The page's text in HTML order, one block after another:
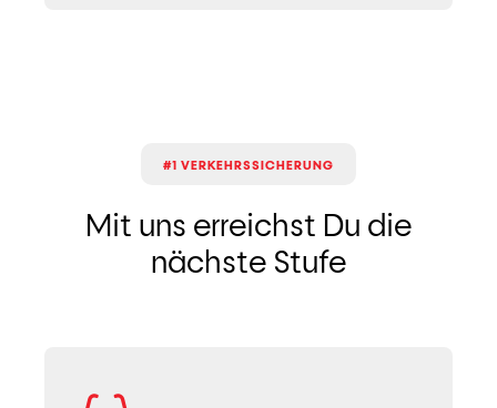
#1 VERKEHRSSICHERUNG
Mit uns erreichst Du die
nächste Stufe